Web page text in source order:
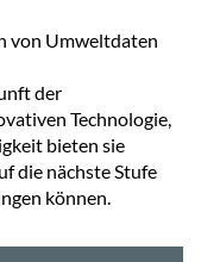
von Umweltdaten
der
Technologie,
bieten sie
die nächste Stufe
können.